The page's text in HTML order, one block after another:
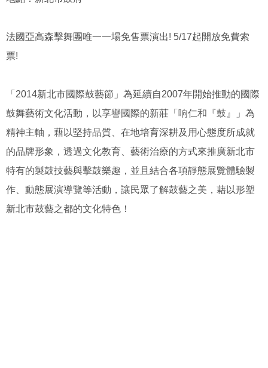
法國亞高森擊舞團唯一一場免售票演出! 5/17起開放免費索
票!
「2014新北市國際鼓藝節」為延續自2007年開始推動的國際
鼓舞藝術文化活動，以享譽國際的新莊「响仁和『鼓』」為
精神主軸，藉以堅持品質、在地培育深耕及用心態度所成就
的品牌形象，透過文化教育、藝術治療的方式來推廣新北市
特有的製鼓技藝與擊鼓樂趣，並且結合各項靜態展覽體驗製
作、動態展演導覽等活動，讓民眾了解鼓藝之美，藉以形塑
新北市鼓藝之都的文化特色！